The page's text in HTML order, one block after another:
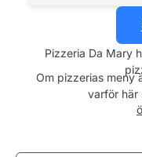
Onsdag
Torsdag
Pizzeria Da Mary
Om pizzerias meny
varför här